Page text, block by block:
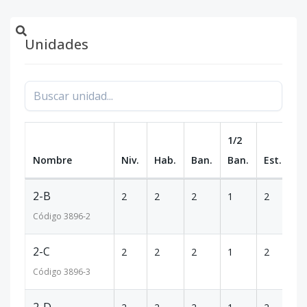
Unidades
Nombre Niv. Hab. Ban.
1/2
Ban.
Est.
2-B
Código 3896-2
2 2 2 1 2
2-C
Código 3896-3
2 2 2 1 2